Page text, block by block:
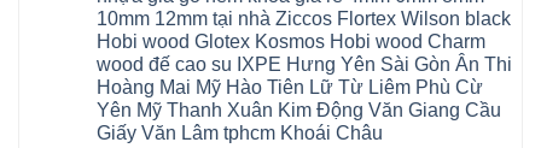
Nghệ
An
Thanh
Hà
Bình
Thái
Bình
Thanh
không
sàn
nhựa
glotex
nước
nào
Hà
Nội
cửa
composite
báo
giá
rẻ
Bắc
Ninh
Thanh
Xuân
nhựa
nhà
vệ
sinh
tại
Hà
Nội
giá
10mm 12mm tại nhà Ziccos Flortex Wilson black
Hobi wood Glotex Kosmos Hobi wood Charm
wood đế cao su IXPE Hưng Yên Sài Gòn Ân Thi
Hoàng Mai Mỹ Hào Tiên Lữ Từ Liêm Phù Cừ
Yên Mỹ Thanh Xuân Kim Động Văn Giang Cầu
Giấy Văn Lâm tphcm Khoái Châu